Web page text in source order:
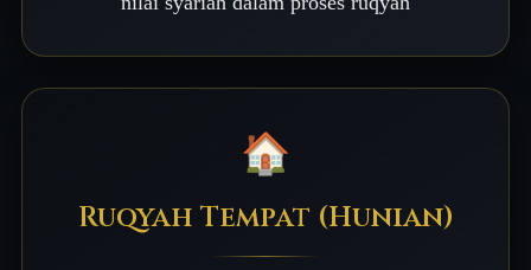
🏠
Ruqyah Tempat (Hunian)